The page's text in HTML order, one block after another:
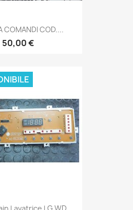
COMANDI COD....
50,00 €
Lavatrice LG WD...